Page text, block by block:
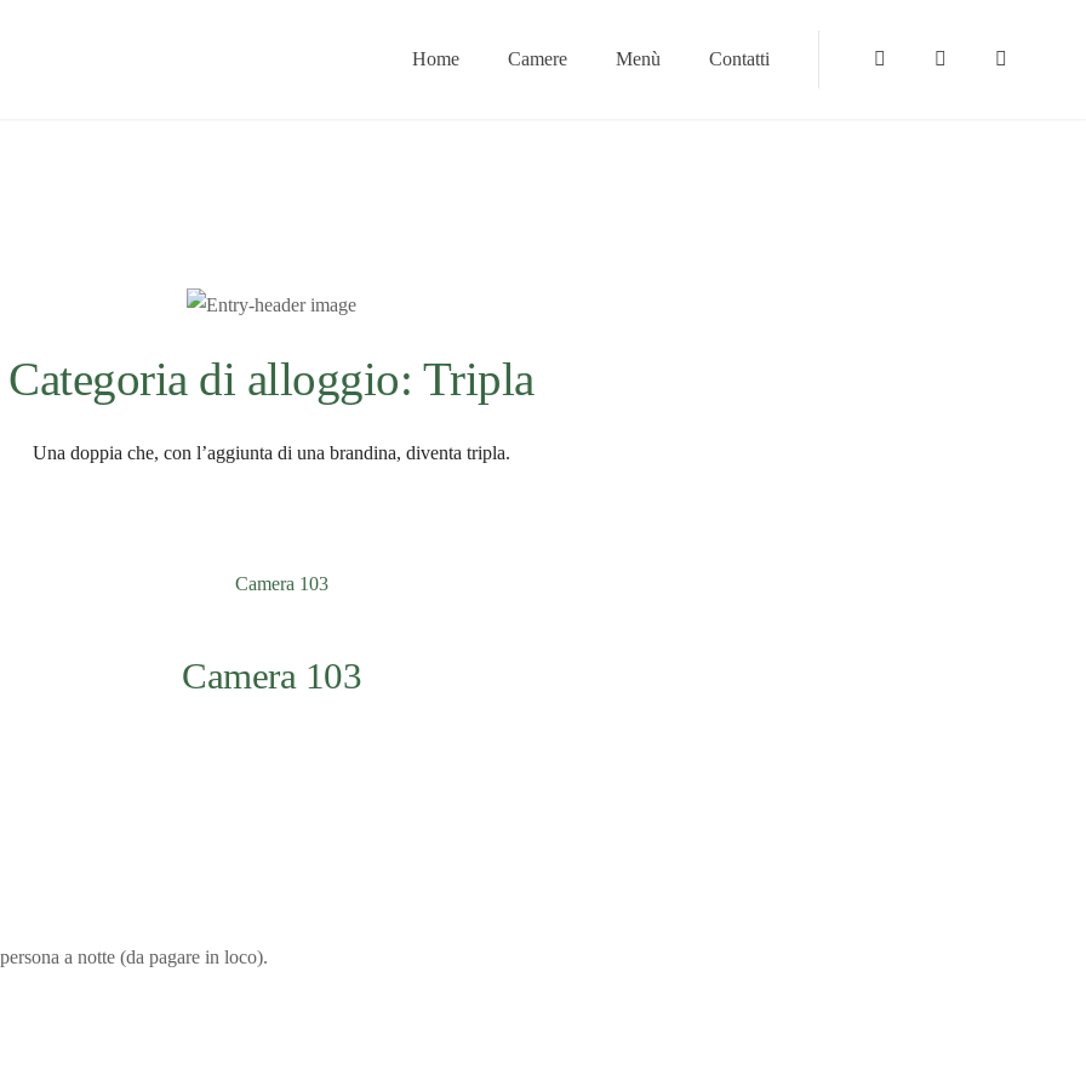
Home Camere Menù Contatti Instagram Tripadvisor
Categoria di alloggio: Tripla
Una doppia che, con l’aggiunta di una brandina, diventa tripla.
Camera 103
a notte (da pagare in loco).